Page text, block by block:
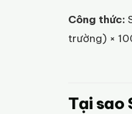
Công thức:
trường) ×
Tại sao